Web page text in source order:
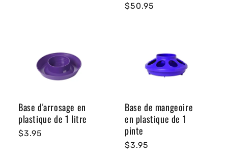
Prix
$50.95
Base d'arrosage en
plastique de 1 litre
Prix
$3.95
Base de mangeoire
en plastique de 1
pinte
Prix
$3.95